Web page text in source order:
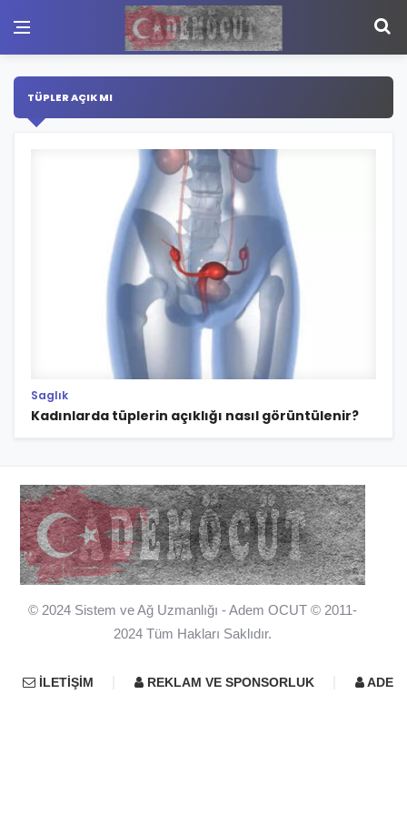
TÜPLER AÇIK MI
Saglık
Kadınlarda tüplerin açıklığı nasıl görüntülenir?
© 2024 Sistem ve Ağ Uzmanlığı - Adem OCUT © 2011-
2024 Tüm Hakları Saklıdır.
İLETIŞIM REKLAM VE SPONSORLUK